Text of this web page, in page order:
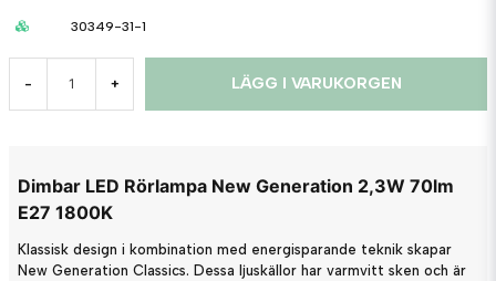
30349-31-1
- + LÄGG I VARUKORGEN
Dimbar LED Rörlampa New Generation 2,3W 70lm
E27 1800K
Klassisk design i kombination med energisparande teknik skapar
New Generation Classics. Dessa ljuskällor har varmvitt sken och är